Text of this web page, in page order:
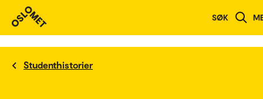
SØK
Studenthistorier